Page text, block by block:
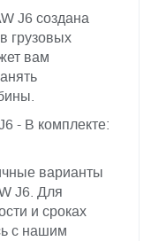
J6 создана
грузовых
вам
- В комплекте:
варианты
J6. Для
и сроках
с нашим